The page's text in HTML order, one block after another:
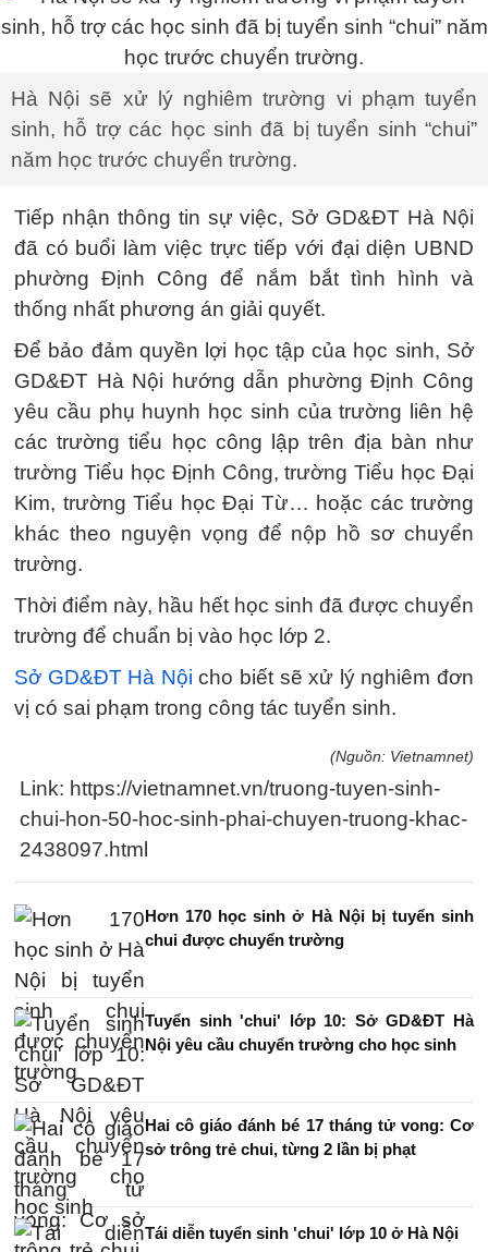
Hà Nội sẽ xử lý nghiêm trường vi phạm tuyển
sinh, hỗ trợ các học sinh đã bị tuyển sinh “chui”
năm học trước chuyển trường.
Tiếp nhận thông tin sự việc, Sở GD&ĐT Hà Nội
đã có buổi làm việc trực tiếp với đại diện UBND
phường Định Công để nắm bắt tình hình và
thống nhất phương án giải quyết.
Để bảo đảm quyền lợi học tập của học sinh, Sở
GD&ĐT Hà Nội hướng dẫn phường Định Công
yêu cầu phụ huynh học sinh của trường liên hệ
các trường tiểu học công lập trên địa bàn như
trường Tiểu học Định Công, trường Tiểu học Đại
Kim, trường Tiểu học Đại Từ… hoặc các trường
khác theo nguyện vọng để nộp hồ sơ chuyển
trường.
Thời điểm này, hầu hết học sinh đã được chuyển
trường để chuẩn bị vào học lớp 2.
Sở GD&ĐT Hà Nội cho biết sẽ xử lý nghiêm đơn
vị có sai phạm trong công tác tuyển sinh.
(Nguồn: Vietnamnet)
Link: https://vietnamnet.vn/truong-tuyen-sinh-
chui-hon-50-hoc-sinh-phai-chuyen-truong-khac-
2438097.html
Hơn 170 học sinh ở Hà Nội bị tuyển sinh
chui được chuyển trường
Tuyển sinh 'chui' lớp 10: Sở GD&ĐT Hà
Nội yêu cầu chuyển trường cho học sinh
Hai cô giáo đánh bé 17 tháng tử vong: Cơ
sở trông trẻ chui, từng 2 lần bị phạt
Tái diễn tuyển sinh 'chui' lớp 10 ở Hà Nội